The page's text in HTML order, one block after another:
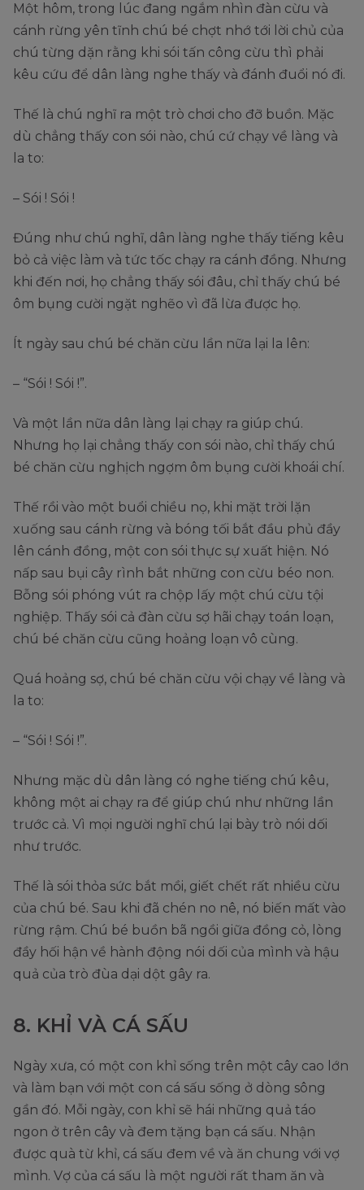
Một hôm, trong lúc đang ngắm nhìn đàn cừu và
cánh rừng yên tĩnh chú bé chợt nhớ tới lời chủ của
chú từng dặn rằng khi sói tấn công cừu thì phải
kêu cứu để dân làng nghe thấy và đánh đuổi nó đi.
Thế là chú nghĩ ra một trò chơi cho đỡ buồn. Mặc
dù chẳng thấy con sói nào, chú cứ chạy về làng và
la to:
– Sói ! Sói !
Đúng như chú nghĩ, dân làng nghe thấy tiếng kêu
bỏ cả việc làm và tức tốc chạy ra cánh đồng. Nhưng
khi đến nơi, họ chẳng thấy sói đâu, chỉ thấy chú bé
ôm bụng cười ngặt nghẽo vì đã lừa được họ.
Ít ngày sau chú bé chăn cừu lần nữa lại la lên:
– “Sói ! Sói !”.
Và một lần nữa dân làng lại chạy ra giúp chú.
Nhưng họ lại chẳng thấy con sói nào, chỉ thấy chú
bé chăn cừu nghịch ngợm ôm bụng cười khoái chí.
Thế rồi vào một buổi chiều nọ, khi mặt trời lặn
xuống sau cánh rừng và bóng tối bắt đầu phủ đầy
lên cánh đồng, một con sói thực sự xuất hiện. Nó
nấp sau bụi cây rình bắt những con cừu béo non.
Bỗng sói phóng vút ra chộp lấy một chú cừu tội
nghiệp. Thấy sói cả đàn cừu sợ hãi chạy toán loạn,
chú bé chăn cừu cũng hoảng loạn vô cùng.
Quá hoảng sợ, chú bé chăn cừu vội chạy về làng và
la to:
– “Sói ! Sói !”.
Nhưng mặc dù dân làng có nghe tiếng chú kêu,
không một ai chạy ra để giúp chú như những lần
trước cả. Vì mọi người nghĩ chú lại bày trò nói dối
như trước.
Thế là sói thỏa sức bắt mồi, giết chết rất nhiều cừu
của chú bé. Sau khi đã chén no nê, nó biến mất vào
rừng rậm. Chú bé buồn bã ngồi giữa đồng cỏ, lòng
đầy hối hận về hành động nói dối của mình và hậu
quả của trò đùa dại dột gây ra.
8. KHỈ VÀ CÁ SẤU
Ngày xưa, có một con khỉ sống trên một cây cao lớn
và làm bạn với một con cá sấu sống ở dòng sông
gần đó. Mỗi ngày, con khỉ sẽ hái những quả táo
ngon ở trên cây và đem tặng bạn cá sấu. Nhận
được quà từ khỉ, cá sấu đem về và ăn chung với vợ
mình. Vợ của cá sấu là một người rất tham ăn và